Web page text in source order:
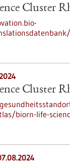
Cluster
Cluster
biorn-life-